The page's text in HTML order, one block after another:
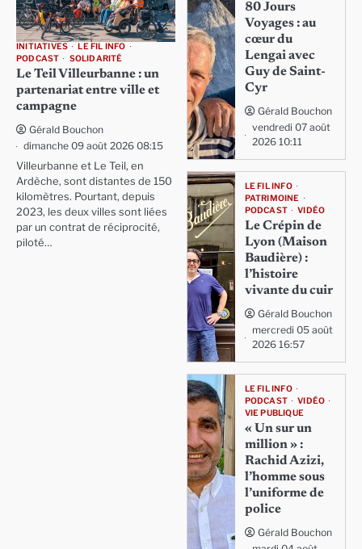
INITIATIVES
LE FIL INFO
PODCAST
SOLIDARITÉ
Le Teil Villeurbanne : un
partenariat entre ville et
campagne
Gérald Bouchon
dimanche 09 août 2026 08:15
Villeurbanne et Le Teil, en
Ardèche, sont distantes de 150
kilomètres. Pourtant, depuis
2023, les deux villes sont liées
par un contrat de réciprocité,
piloté…
80 Jours
Voyages : au
cœur du
Lengai avec
Guy de Saint-
Cyr
Gérald Bouchon
vendredi 07 août
2026 10:11
LE FIL INFO
PATRIMOINE
PODCAST
VIDÉO
Le Crépin de
Lyon (Maison
Baudière) :
l’histoire
vivante du cuir
Gérald Bouchon
mercredi 05 août
2026 16:57
LE FIL INFO
PODCAST
VIDÉO
VIE PUBLIQUE
« Un sur un
million » :
Rachid Azizi,
l’homme sous
l’uniforme de
police
Gérald Bouchon